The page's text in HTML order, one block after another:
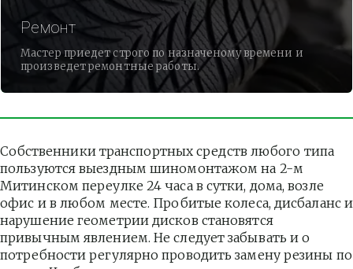
Ремонт
Мастер приедет строго по назначеному времени и
произведет ремонтные работы.
Собственники транспортных средств любого типа
пользуются выездным шиномонтажом на 2-м
Митинском переулке 24 часа в сутки, дома, возле
офис и в любом месте. Пробитые колеса, дисбаланс и
нарушение геометрии дисков становятся
привычным явлением. Не следует забывать и о
потребности регулярно проводить замену резины по